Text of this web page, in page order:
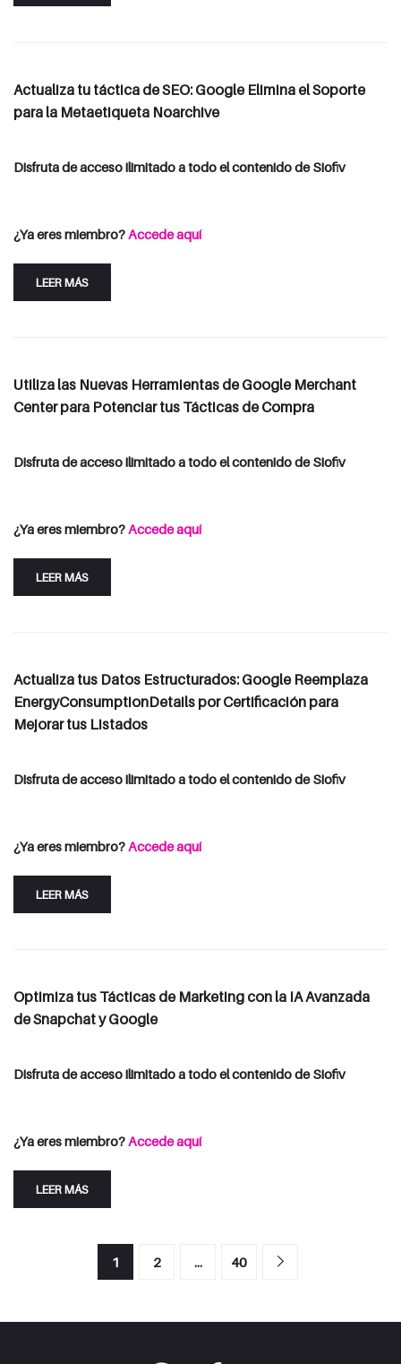
Actualiza tu táctica de SEO: Google Elimina el Soporte
para la Metaetiqueta Noarchive
Disfruta de acceso ilimitado a todo el contenido de Siofiv
¿Ya eres miembro?Accede aquí
LEER MÁS
Utiliza las Nuevas Herramientas de Google Merchant
Center para Potenciar tus Tácticas de Compra
Disfruta de acceso ilimitado a todo el contenido de Siofiv
¿Ya eres miembro?Accede aquí
LEER MÁS
Actualiza tus Datos Estructurados: Google Reemplaza
EnergyConsumptionDetails por Certificación para
Mejorar tus Listados
Disfruta de acceso ilimitado a todo el contenido de Siofiv
¿Ya eres miembro?Accede aquí
LEER MÁS
Optimiza tus Tácticas de Marketing con la IA Avanzada
de Snapchat y Google
Disfruta de acceso ilimitado a todo el contenido de Siofiv
¿Ya eres miembro?Accede aquí
LEER MÁS
1 2 … 40